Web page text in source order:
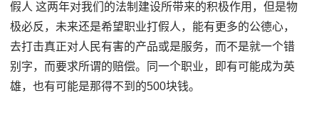
假人 这两年对我们的法制建设所带来的积极作用，但是物
极必反，未来还是希望职业打假人，能有更多的公德心，
去打击真正对人民有害的产品或是服务，而不是就一个错
别字，而要求所谓的赔偿。同一个职业，即有可能成为英
雄，也有可能是那得不到的500块钱。